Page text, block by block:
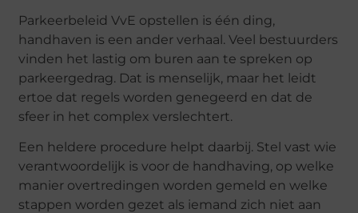
Parkeerbeleid VvE opstellen is één ding,
handhaven is een ander verhaal. Veel bestuurders
vinden het lastig om buren aan te spreken op
parkeergedrag. Dat is menselijk, maar het leidt
ertoe dat regels worden genegeerd en dat de
sfeer in het complex verslechtert.
Een heldere procedure helpt daarbij. Stel vast wie
verantwoordelijk is voor de handhaving, op welke
manier overtredingen worden gemeld en welke
stappen worden gezet als iemand zich niet aan